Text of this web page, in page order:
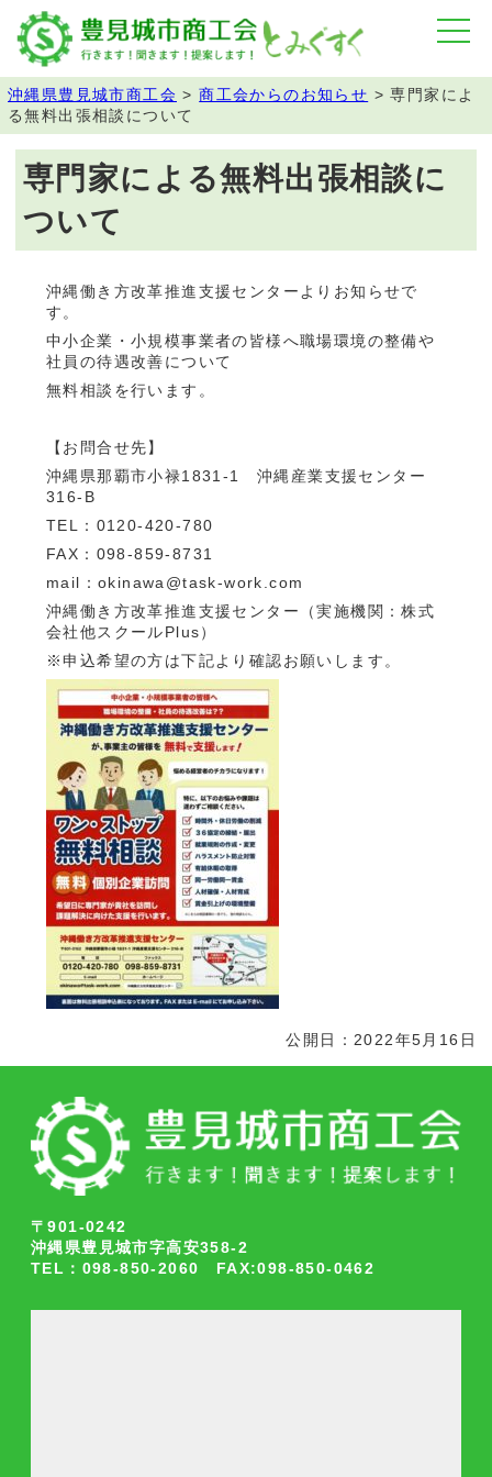
沖縄県豊見城市商工会 >商工会からのお知らせ >専門家によ
る無料出張相談について
専門家による無料出張相談に
ついて
沖縄働き方改革推進支援センターよりお知らせで
す。
中小企業・小規模事業者の皆様へ職場環境の整備や
社員の待遇改善について
無料相談を行います。
【お問合せ先】
沖縄県那覇市小禄1831-1 沖縄産業支援センター
316-B
TEL：0120-420-780
FAX：098-859-8731
mail：okinawa@task-work.com
沖縄働き方改革推進支援センター（実施機関：株式
会社他スクールPlus）
※申込希望の方は下記より確認お願いします。
公開日：2022年5月16日
〒901-0242
沖縄県豊見城市字高安358-2
TEL：098-850-2060 FAX:098-850-0462